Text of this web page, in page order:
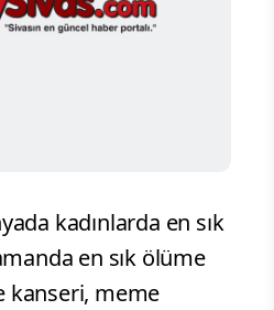
kadınlarda en sık
en sık ölüme
kanseri, meme